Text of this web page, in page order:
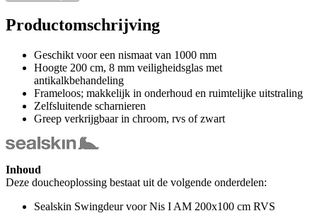
Productomschrijving
Geschikt voor een nismaat van 1000 mm
Hoogte 200 cm, 8 mm veiligheidsglas met
antikalkbehandeling
Frameloos; makkelijk in onderhoud en ruimtelijke uitstraling
Zelfsluitende scharnieren
Greep verkrijgbaar in chroom, rvs of zwart
Inhoud
Deze doucheoplossing bestaat uit de volgende onderdelen:
Sealskin Swingdeur voor Nis I AM 200x100 cm RVS